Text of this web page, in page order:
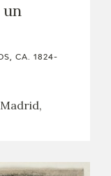
un
CA. 1824-